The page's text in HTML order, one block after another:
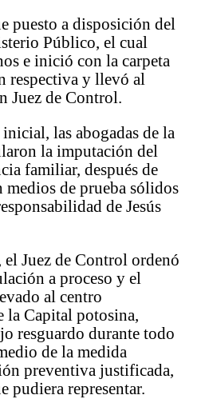
puesto a disposición del
Público, el cual
e inició con la carpeta
respectiva y llevó al
Juez de Control.
las abogadas de la
la imputación del
familiar, después de
medios de prueba sólidos
de Jesús
Juez de Control ordenó
a proceso y el
al centro
la Capital potosina,
resguardo durante todo
de la medida
preventiva justificada,
pudiera representar.